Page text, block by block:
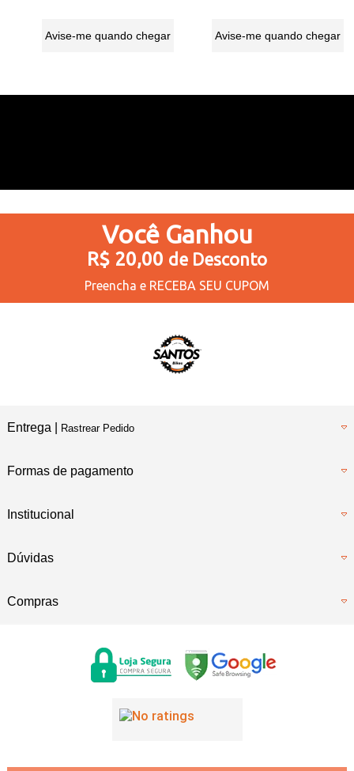
Avise-me quando chegar Avise-me quando chegar
Você Ganhou
R$ 20,00 de Desconto
Preencha e RECEBA SEU CUPOM
Entrega | Rastrear Pedido
Formas de pagamento
Institucional
Dúvidas
Compras